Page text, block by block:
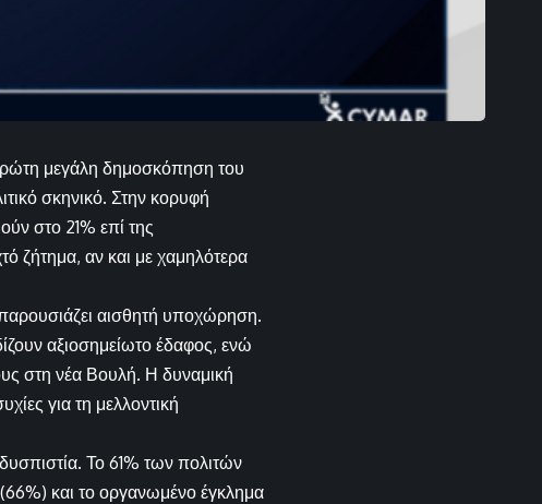
μεγάλη δημοσκόπηση του
σκηνικό. Στην κορυφή
στο 21% επί της
ζήτημα, αν και με χαμηλότερα
αισθητή υποχώρηση.
αξιοσημείωτο έδαφος, ενώ
στη νέα Βουλή. Η δυναμική
για τη μελλοντική
Το 61% των πολιτών
και το οργανωμένο έγκλημα